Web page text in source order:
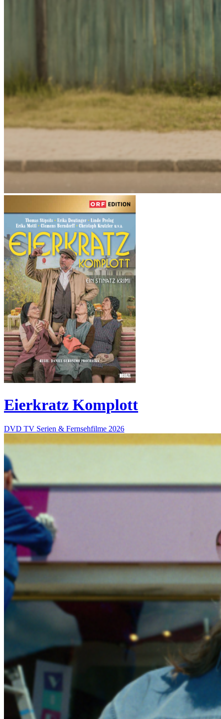
Eierkratz Komplott
DVD TV Serien & Fernsehfilme 2026